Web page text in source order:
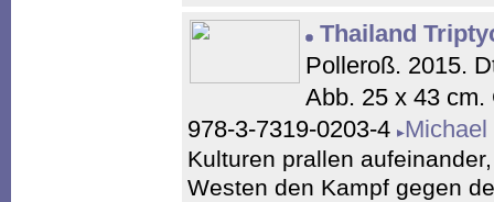
Thailand
Polleroß. 2015.
Abb. 25 x 43
978-3-7319-0203-4 Michael
Kulturen prallen
Westen den Kampf gegen